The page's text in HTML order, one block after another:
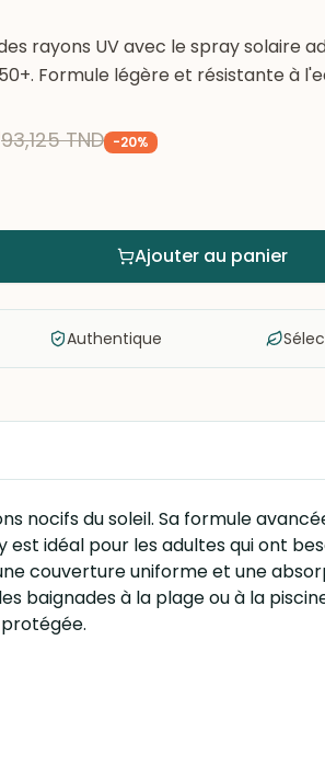
rayons UV avec le spray solaire
Formule légère et résistante à
93,125 TND -20%
Ajouter au panier
Authentique
nocifs du soleil. Sa formule
idéal pour les adultes qui ont
couverture uniforme et une
baignades à la plage ou à la